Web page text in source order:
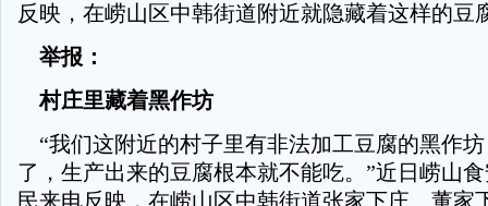
反映，在崂山区中韩街道附近就隐藏着这样的豆
举报：
村庄里藏着黑作坊
“我们这附近的村子里有非法加工豆腐的黑作
了，生产出来的豆腐根本就不能吃。”近日崂山
民来电反映，在崂山区中韩街道张家下庄、董家